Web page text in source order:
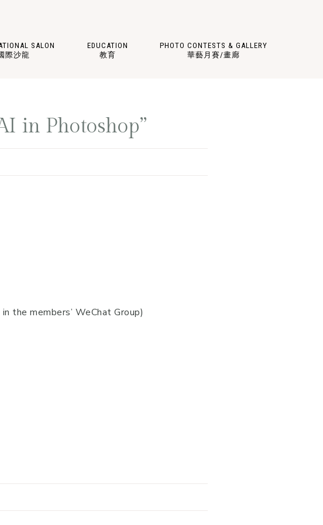
SALON
際沙龍
EDUCATION
教育
PHOTO CONTESTS & GALLERY
華藝月賽/畫廊
in Photoshop”
the members’ WeChat Group)